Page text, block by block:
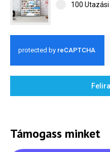
Utazási
100
Támogass minket